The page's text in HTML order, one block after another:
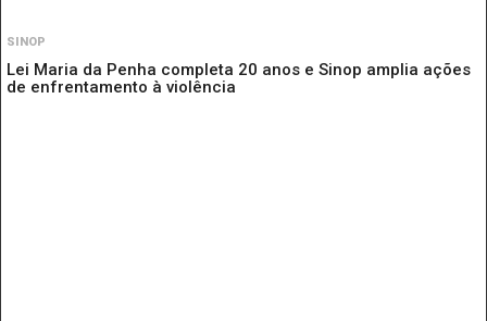
SINOP
Lei Maria da Penha completa 20 anos e Sinop amplia ações
de enfrentamento à violência